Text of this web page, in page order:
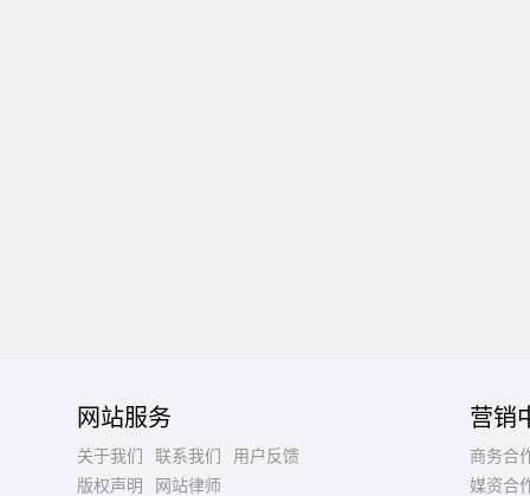
网站服务
关于我们 联系我们
用户反馈
版权声明
网站律师
营销
商务合
媒资合